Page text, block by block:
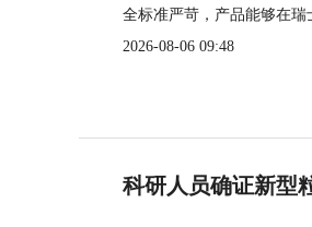
全标准严苛，产品能够在瑞
2026-08-06 09:48
科研人员确证新型